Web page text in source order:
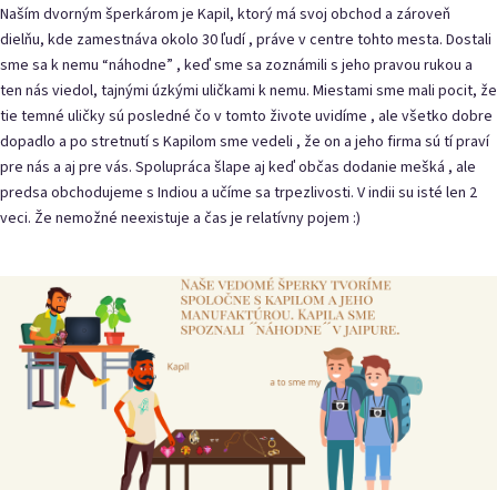
Naším dvorným šperkárom je Kapil, ktorý má svoj obchod a zároveň
dielňu, kde zamestnáva okolo 30 ľudí , práve v centre tohto mesta. Dostali
sme sa k nemu “náhodne” , keď sme sa zoznámili s jeho pravou rukou a
ten nás viedol, tajnými úzkými uličkami k nemu. Miestami sme mali pocit, že
tie temné uličky sú posledné čo v tomto živote uvidíme , ale všetko dobre
dopadlo a po stretnutí s Kapilom sme vedeli , že on a jeho firma sú tí praví
pre nás a aj pre vás. Spolupráca šlape aj keď občas dodanie mešká , ale
predsa obchodujeme s Indiou a učíme sa trpezlivosti. V indii su isté len 2
veci. Že nemožné neexistuje a čas je relatívny pojem :)